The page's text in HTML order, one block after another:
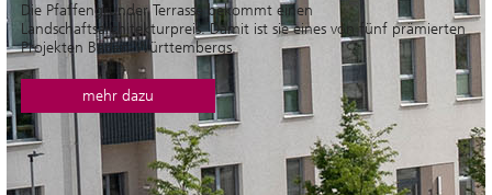
Die Pfaffengrunder Terrasse bekommt einen
Landschaftsarchitekturpreis. Damit ist sie eines von fünf prämierten
Projekten Baden-Württembergs.
mehr dazu